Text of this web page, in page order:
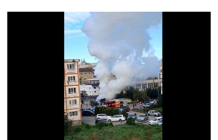
er